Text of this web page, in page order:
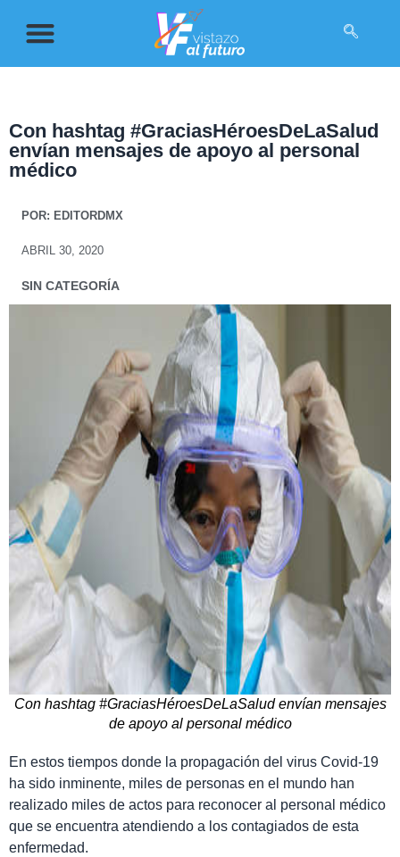
Con hashtag #GraciasHéroesDeLaSalud
envían mensajes de apoyo al personal
médico
POR: EDITORDMX
ABRIL 30, 2020
SIN CATEGORÍA
Con hashtag #GraciasHéroesDeLaSalud envían mensajes
de apoyo al personal médico
En estos tiempos donde la propagación del virus Covid-19
ha sido inminente, miles de personas en el mundo han
realizado miles de actos para reconocer al personal médico
que se encuentra atendiendo a los contagiados de esta
enfermedad.